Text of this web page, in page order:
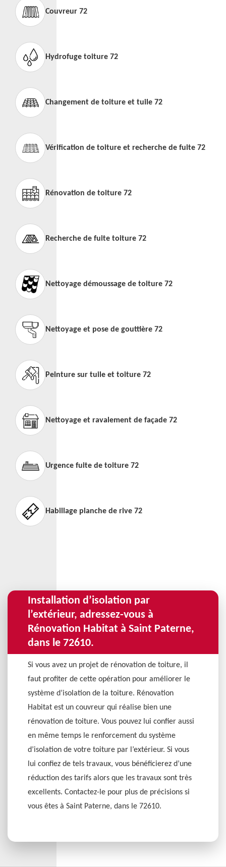
Couvreur 72
Hydrofuge toiture 72
Changement de toiture et tuile 72
Vérification de toiture et recherche de fuite 72
Rénovation de toiture 72
Recherche de fuite toiture 72
Nettoyage démoussage de toiture 72
Nettoyage et pose de gouttière 72
Peinture sur tuile et toiture 72
Nettoyage et ravalement de façade 72
Urgence fuite de toiture 72
Habillage planche de rive 72
Installation d’isolation par
l’extérieur, adressez-vous à
Rénovation Habitat à Saint Paterne,
dans le 72610.
Si vous avez un projet de rénovation de toiture, il
faut profiter de cette opération pour améliorer le
système d’isolation de la toiture. Rénovation
Habitat est un couvreur qui réalise bien une
rénovation de toiture. Vous pouvez lui confier aussi
en même temps le renforcement du système
d’isolation de votre toiture par l’extérieur. Si vous
lui confiez de tels travaux, vous bénéficierez d’une
réduction des tarifs alors que les travaux sont très
excellents. Contactez-le pour plus de précisions si
vous êtes à Saint Paterne, dans le 72610.